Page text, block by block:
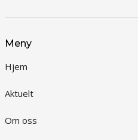
Meny
Hjem
Aktuelt
Om oss